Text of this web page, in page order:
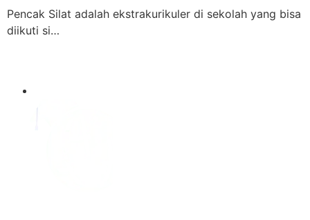
Pencak Silat adalah ekstrakurikuler di sekolah yang bisa
diikuti si…